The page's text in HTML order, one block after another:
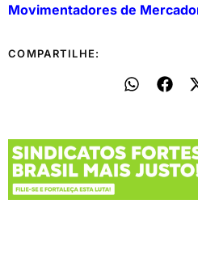
Movimentadores de
COMPARTILHE: